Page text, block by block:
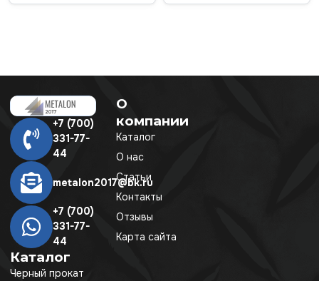
+7 (700)
331-77-
44
metalon2017@bk.ru
+7 (700)
331-77-
44
Каталог
Черный прокат
О
компании
Каталог
О нас
Статьи
Контакты
Отзывы
Карта сайта